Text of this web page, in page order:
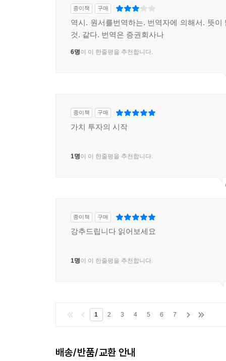
종이책 구매
역시. 원서를번역하는. 번역자에 의해서. 뜻이
것. 같다. 번역은 증권회사나
6명이 이 한줄평을 추천합니다.
종이책 구매
가치 투자의 시작
1명이 이 한줄평을 추천합니다.
종이책 구매
강추드립니다 읽어보세요
1명이 이 한줄평을 추천합니다.
1 2 3 4 5 6 7
배송/반품/교환 안내